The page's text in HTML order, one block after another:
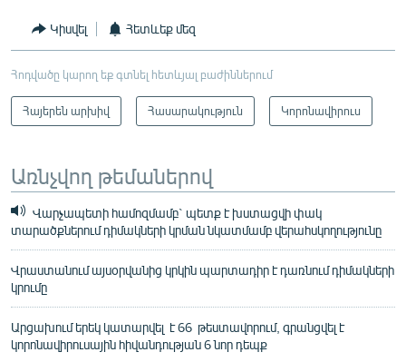
Կիսվել Հետևեք մեզ
Հոդվածը կարող եք գտնել հետևյալ բաժիններում
Հայերեն արխիվ Հասարակություն Կորոնավիրուս
Առնչվող թեմաներով
Վարչապետի համոզմամբ` պետք է խստացվի փակ
տարածքներում դիմակների կրման նկատմամբ վերահսկողությունը
Վրաստանում այսօրվանից կրկին պարտադիր է դառնում դիմակների
կրումը
Արցախում երեկ կատարվել է 66 թեստավորում, գրանցվել է
կորոնավիրուսային հիվանդության 6 նոր դեպք